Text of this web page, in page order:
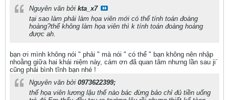
Nguyên văn bởi kta_x7
tại sao làm phải làm họa viên mới có thể tính toán đoàng
hoàng?thế không làm họa viên thì k tính toán đoàng hoàng
được ah.
bạn ơi mình không nói " phải " mà nói " có thể " bạn không nên nhập
nhoằng giữa hai khái niệm này, cám ơn đã quan tâm nhưng lần sau ji`
cũng phải bình tĩnh bạn nhé !
Nguyên văn bởi 0973622399;
thế họa viên lương lậu thế nào bác đừng bảo chỉ đủ tiền uống